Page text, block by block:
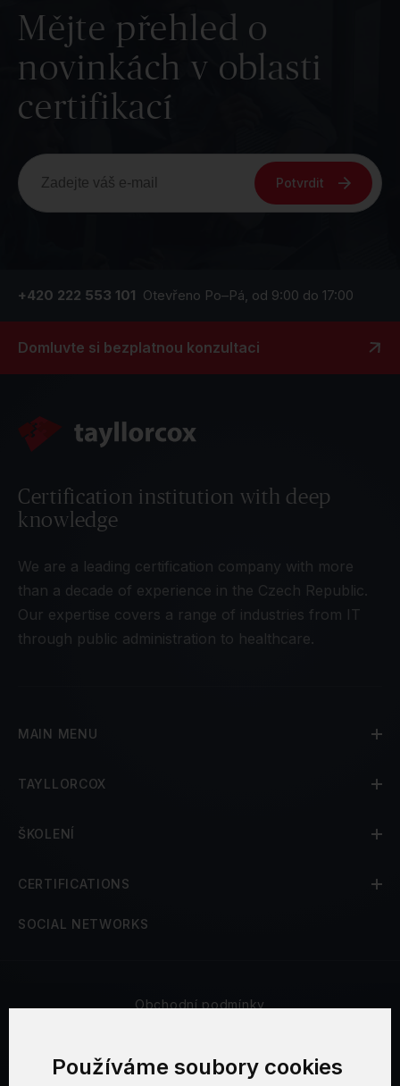
Používáme soubory cookies
Mějte přehled o
novinkách v oblasti
certifikací
Potvrdit
+420 222 553 101 Otevřeno Po–Pá, od 9:00 do 17:00
Domluvte si bezplatnou konzultaci
Certification institution with deep
knowledge
We are a leading certification company with more
than a decade of experience in the Czech Republic.
Our expertise covers a range of industries from IT
through public administration to healthcare.
MAIN MENU
TAYLLORCOX
ŠKOLENÍ
CERTIFICATIONS
SOCIAL NETWORKS
Obchodní podmínky